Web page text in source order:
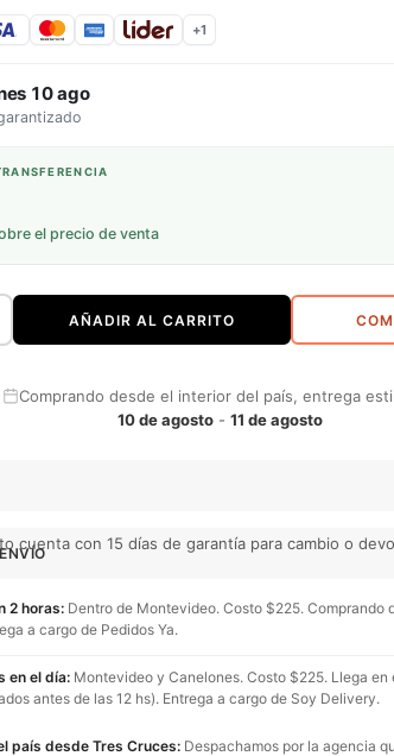
+1
10 ago
el precio de venta
AÑADIR AL CARRITO
Comprando desde el interior del país, entrega
10 de agosto- 11 de agosto
cuenta con 15 días de garantía para cambio o
2 horas: Dentro de Montevideo. Costo $225. Comprando
a cargo de Pedidos Ya.
en el día: Montevideo y Canelones. Costo $225. Llega
antes de las 12 hs). Entrega a cargo de Soy Delivery.
país desde Tres Cruces: Despachamos por la agencia